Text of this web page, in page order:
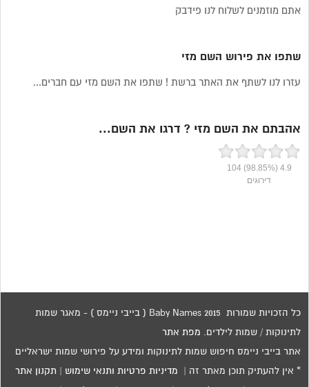
אתם מוזמנים לשלוח לנו פידבק
שתפו את פירוש השם מזי
עזרו לנו לשתף את האתר ברשת ! שתפו את השם מזי עם חברים...
אהבתם את השם מזי ? דרגו את השם...
4.9
(98.85%)
104
דירוגים
כל הזכויות שמורות 2015 Baby Names ( בייבי ניימס ) - מאגר שמות
לתינוקות / שמות לילדים. מפת אתר
אתר בייבי ניימס חיפוש שמות לתינוקות ומידע על פירושי שמות ישראליים
* אין להעתיק תוכן מאתר זה | מדיניות פרטיות ותנאי שימוש תקנון אתר